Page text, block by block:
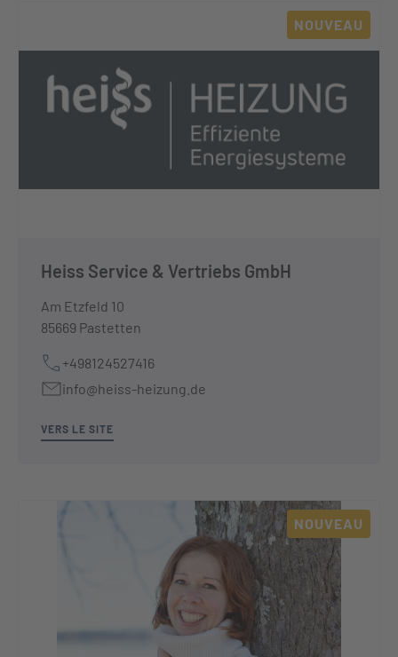
NOUVEAU
Heiss Service & Vertriebs GmbH
Am Etzfeld 10
85669 Pastetten
+498124527416
info@heiss-heizung.de
VERS LE SITE
NOUVEAU